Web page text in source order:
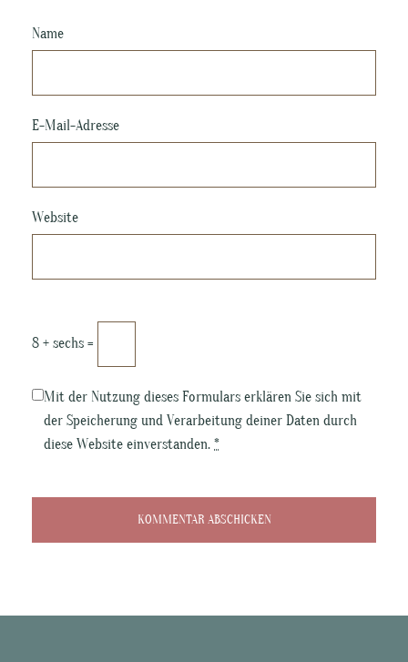
Name
E-Mail-Adresse
Website
8 + sechs =
Mit der Nutzung dieses Formulars erklären Sie sich mit
der Speicherung und Verarbeitung deiner Daten durch
diese Website einverstanden. *